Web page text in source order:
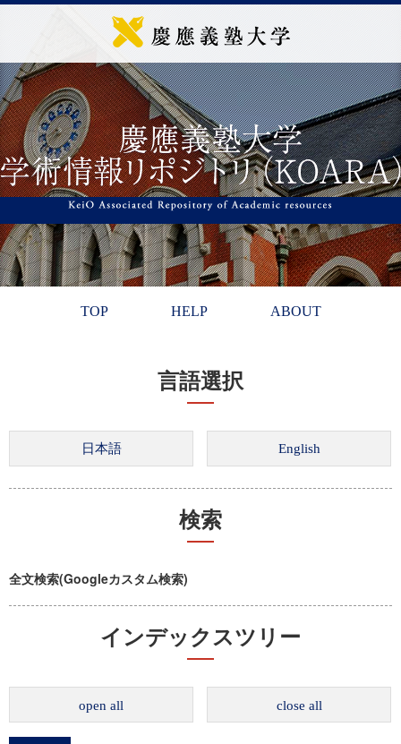
TOP HELP ABOUT
言語選択
検索
全文検索(Googleカスタム検索)
インデックスツリー
open all close all